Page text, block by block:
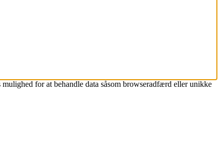
for at behandle data såsom browseradfærd eller unikke